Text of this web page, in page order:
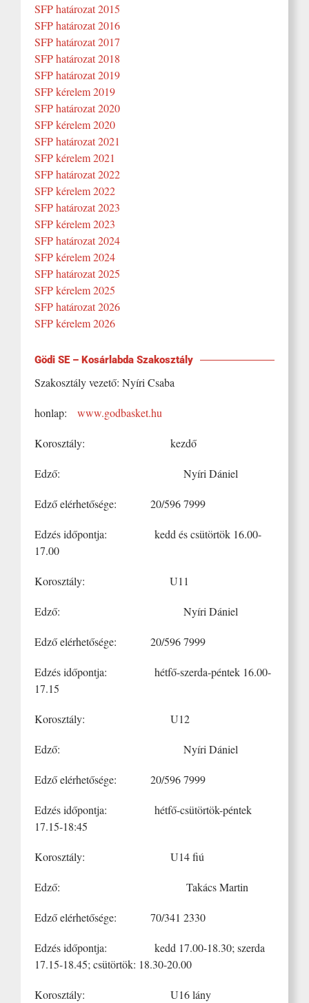
SFP határozat 2015
SFP határozat 2016
SFP határozat 2017
SFP határozat 2018
SFP határozat 2019
SFP kérelem 2019
SFP határozat 2020
SFP kérelem 2020
SFP határozat 2021
SFP kérelem 2021
SFP határozat 2022
SFP kérelem 2022
SFP határozat 2023
SFP kérelem 2023
SFP határozat 2024
SFP kérelem 2024
SFP határozat 2025
SFP kérelem 2025
SFP határozat 2026
SFP kérelem 2026
Gödi SE – Kosárlabda Szakosztály
Szakosztály vezető: Nyíri Csaba
honlap: www.godbasket.hu
Korosztály: kezdő
Edző: Nyíri Dániel
Edző elérhetősége: 20/596 7999
Edzés időpontja: kedd és csütörtök 16.00-
17.00
Korosztály: U11
Edző: Nyíri Dániel
Edző elérhetősége: 20/596 7999
Edzés időpontja: hétfő-szerda-péntek 16.00-
17.15
Korosztály: U12
Edző: Nyíri Dániel
Edző elérhetősége: 20/596 7999
Edzés időpontja: hétfő-csütörtök-péntek
17.15-18:45
Korosztály: U14 fiú
Edző: Takács Martin
Edző elérhetősége: 70/341 2330
Edzés időpontja: kedd 17.00-18.30; szerda
17.15-18.45; csütörtök: 18.30-20.00
Korosztály: U16 lány